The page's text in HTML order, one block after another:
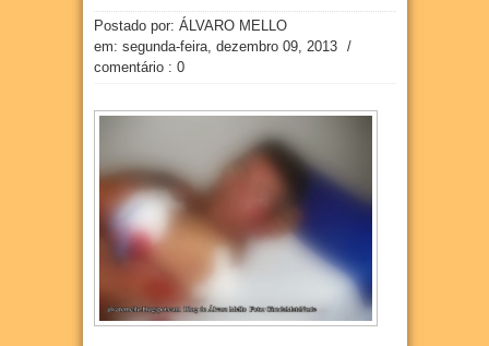
Postado por: ÁLVARO MELLO
em: segunda-feira, dezembro 09, 2013
/
comentário : 0